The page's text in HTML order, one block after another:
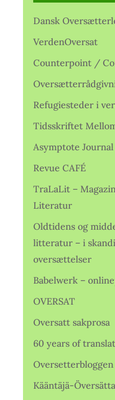
Dansk
VerdenOversat
Counterpoint /
Refugiesteder i
Tidsskriftet
Asymptote Journal
Revue CAFÉ
TraLaLit –
Literatur
Oldtidens og
litteratur – i
oversættelser
Babelwerk –
OVERSAT
Oversatt sakprosa
60 years of
Oversetterbloggen
Kääntäjä-